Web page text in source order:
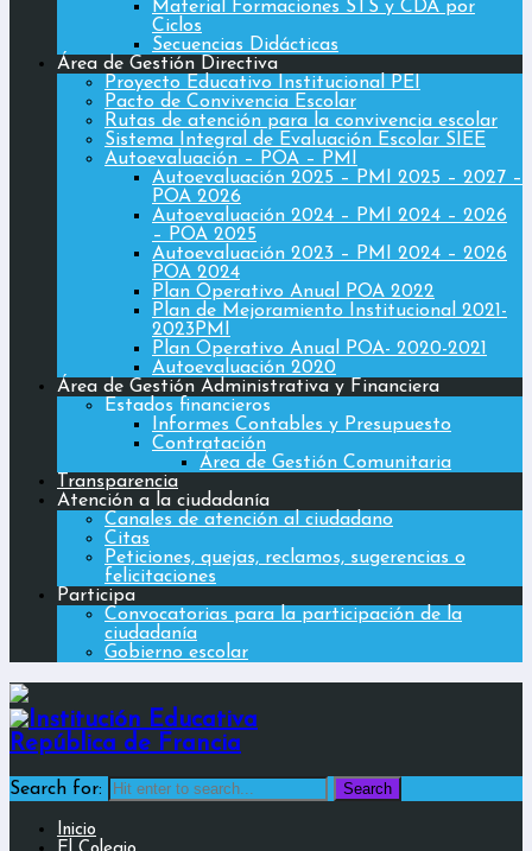
Material Formaciones STS y CDA por
Ciclos
Secuencias Didácticas
Área de Gestión Directiva
Proyecto Educativo Institucional PEI
Pacto de Convivencia Escolar
Rutas de atención para la convivencia escolar
Sistema Integral de Evaluación Escolar SIEE
Autoevaluación – POA – PMI
Autoevaluación 2025 – PMI 2025 – 2027 –
POA 2026
Autoevaluación 2024 – PMI 2024 – 2026
– POA 2025
Autoevaluación 2023 – PMI 2024 – 2026
POA 2024
Plan Operativo Anual POA 2022
Plan de Mejoramiento Institucional 2021-
2023PMI
Plan Operativo Anual POA- 2020-2021
Autoevaluación 2020
Área de Gestión Administrativa y Financiera
Estados financieros
Informes Contables y Presupuesto
Contratación
Área de Gestión Comunitaria
Transparencia
Atención a la ciudadanía
Canales de atención al ciudadano
Citas
Peticiones, quejas, reclamos, sugerencias o
felicitaciones
Participa
Convocatorias para la participación de la
ciudadanía
Gobierno escolar
Search for:
Inicio